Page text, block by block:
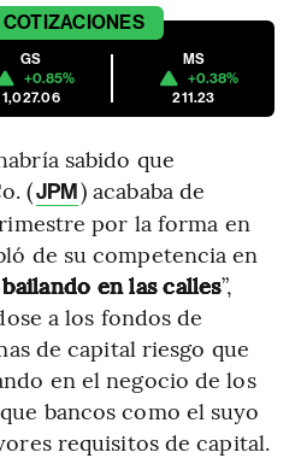
COTIZACIONES
GS
+0.85%
1,027.06
MS
+0.38%
211.23
sabido que
(JPM) acababa de
por la forma en
de su competencia en
en las calles”,
a los fondos de
de capital riesgo que
en el negocio de los
bancos como el suyo
requisitos de capital.